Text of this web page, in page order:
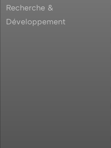
Recherche &
Développement